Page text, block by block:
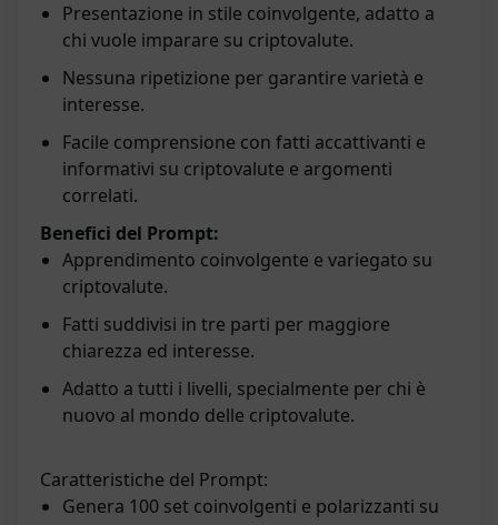
Presentazione in stile coinvolgente, adatto a
chi vuole imparare su criptovalute.
Nessuna ripetizione per garantire varietà e
interesse.
Facile comprensione con fatti accattivanti e
informativi su criptovalute e argomenti
correlati.
Benefici del Prompt:
Apprendimento coinvolgente e variegato su
criptovalute.
Fatti suddivisi in tre parti per maggiore
chiarezza ed interesse.
Adatto a tutti i livelli, specialmente per chi è
nuovo al mondo delle criptovalute.
Caratteristiche del Prompt:
Genera 100 set coinvolgenti e polarizzanti su